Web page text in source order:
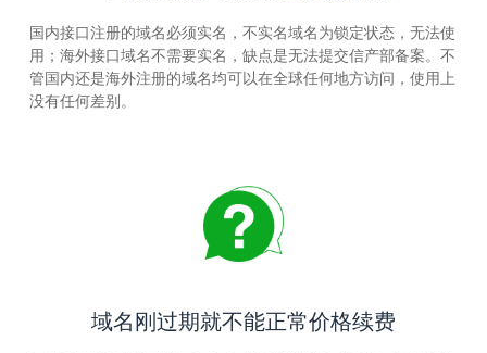
国内接口注册的域名必须实名，不实名域名为锁定状态，无法使
用；海外接口域名不需要实名，缺点是无法提交信产部备案。不
管国内还是海外注册的域名均可以在全球任何地方访问，使用上
没有任何差别。
域名刚过期就不能正常价格续费